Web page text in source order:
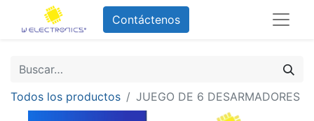
Contáctenos
Todos los productos JUEGO DE 6 DESARMADORES